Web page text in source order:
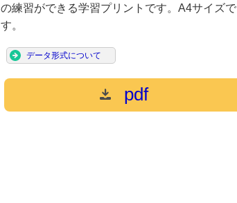
の練習ができる学習プリントです。A4サイズで
す。
データ形式について
pdf